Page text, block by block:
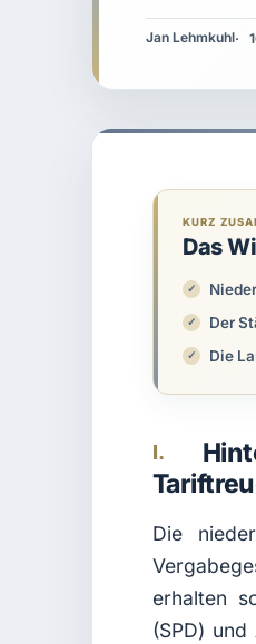
Jan Lehmkuhl
KURZ
Das
Der
Die
I.
Die
erhalten
(SPD)